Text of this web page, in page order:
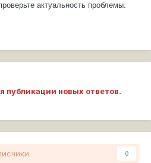
актуальность проблемы.
публикации новых ответов.
0